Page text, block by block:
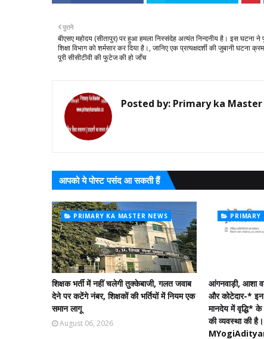
पुराने
बीएसए महोदय (सीतापुर) पर हुआ हमला निस्संदेह अत्यंत निन्दनीय है। इस घटना ने
शिक्षा विभाग को शर्मसार कर दिया है।, जानिए एक प्रत्यक्षदर्शी की जुबानी घटना
पूरी सीसीटीवी की फुटेज की हो जाँच
Posted by: Primary ka Master
आपको ये पोस्ट पसंद आ सकती हैं
PRIMARY KA MASTER NEWS
शिक्षक भर्ती में नहीं चलेगी तुक्केबाजी, गलत जवाब
देने पर कटेंगे नंबर, शिक्षकों की भर्तियों में नियम एक
समान लागू
August 06, 2026
PRIMARY
आंगनवाड़ी, आशा
और कोटेदार-*
मानदेय में वृद्धि*
की व्यवस्था की